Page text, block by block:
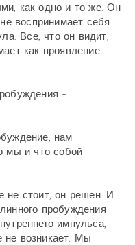
как одно и то же. Он
воспринимает себя
Все, что он видит,
как проявление
-
нам
мы и что собой
не стоит, он решен. И
пробуждения
импульса,
не возникает. Мы